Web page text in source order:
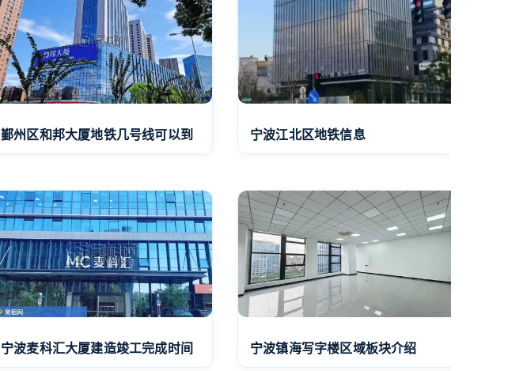
鄞州区和邦大厦地铁几号线可以到 宁波江北区地铁信息
宁波麦科汇大厦建造竣工完成时间 宁波镇海写字楼区域板块介绍